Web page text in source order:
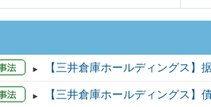
【三井倉庫ホールディングス】
【三井倉庫ホールディングス】